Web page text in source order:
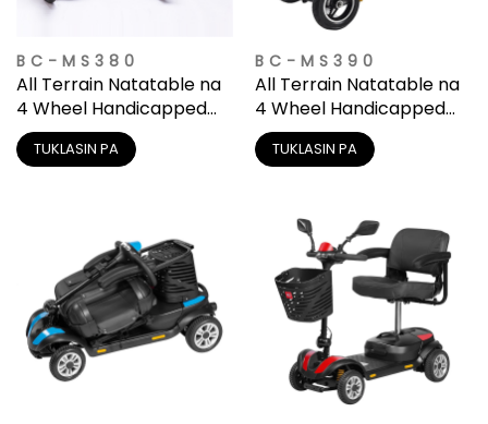
BC-MS380
All Terrain Natatable na
4 Wheel Handicapped
Scooter Para sa May
Kapansanan
TUKLASIN PA
BC-MS390
All Terrain Natatable na
4 Wheel Handicapped
Scooter Para sa May
Kapansanan
TUKLASIN PA